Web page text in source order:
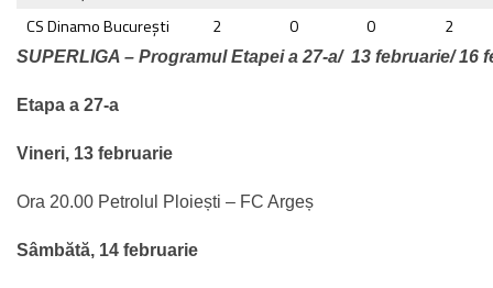
CS Dinamo București
2 0 0 2
SUPERLIGA – Programul Etapei a 27-a/ 13 februarie/ 16
Etapa a 27-a
Vineri, 13 februarie
Ora 20.00 Petrolul Ploiești – FC Argeș
Sâmbătă, 14 februarie